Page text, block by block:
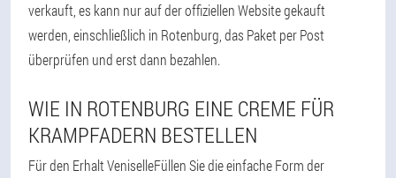
verkauft, es kann nur auf der offiziellen Website gekauft
werden, einschließlich in Rotenburg, das Paket per Post
überprüfen und erst dann bezahlen.
WIE IN ROTENBURG EINE CREME FÜR
KRAMPFADERN BESTELLEN
Für den Erhalt VeniselleFüllen Sie die einfache Form der